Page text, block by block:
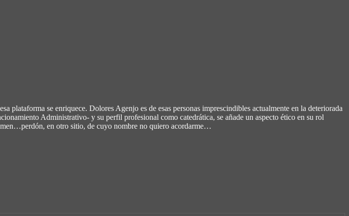
plataforma se enriquece. Dolores Agenjo es de esas personas imprescindibles actualmente en la deteriorada
Administrativo- y su perfil profesional como catedrática, se añade un aspecto ético en su rol
en otro sitio, de cuyo nombre no quiero acordarme…